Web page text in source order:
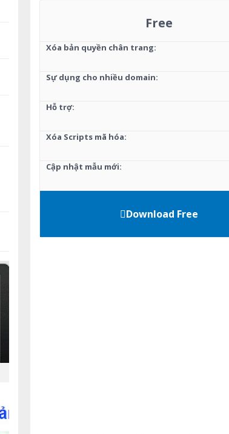
Free
Xóa bản quyền chân trang:
Sự dụng cho nhiều domain:
Hỗ trợ:
Xóa Scripts mã hóa:
Cập nhật mẫu mới:
Download Free